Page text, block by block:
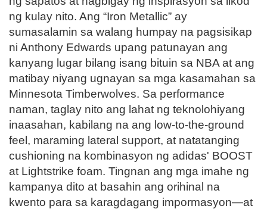
ng kulay nito. Ang “Iron Metallic” ay
sumasalamin sa walang humpay na pagsisikap
ni Anthony Edwards upang patunayan ang
kanyang lugar bilang isang bituin sa NBA at ang
matibay niyang ugnayan sa mga kasamahan sa
Minnesota Timberwolves. Sa performance
naman, taglay nito ang lahat ng teknolohiyang
inaasahan, kabilang na ang low-to-the-ground
feel, maraming lateral support, at natatanging
cushioning na kombinasyon ng adidas' BOOST
at Lightstrike foam. Tingnan ang mga imahe ng
kampanya dito at basahin ang orihinal na
kwento para sa karagdagang impormasyon—at